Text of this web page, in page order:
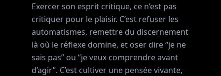
Exercer son esprit critique, ce n’est pas
critiquer pour le plaisir. C’est refuser les
automatismes, remettre du discernement
là où le réflexe domine, et oser dire “je ne
sais pas” ou “je veux comprendre avant
d’agir”. C’est cultiver une pensée vivante,